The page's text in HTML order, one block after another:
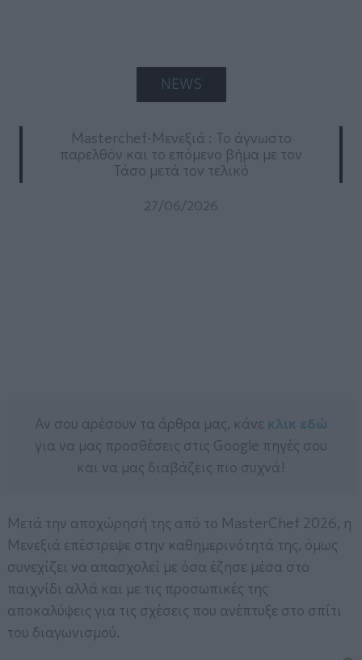
NEWS
Masterchef-Μενεξιά : To άγνωστο
παρελθόν και το επόμενο βήμα με τον
Τάσο μετά τον τελικό
27/06/2026
Αν σου αρέσουν τα άρθρα μας, κάνε κλικ εδώ
για να μας προσθέσεις στις Google πηγές σου
και να μας διαβάζεις πιο συχνά!
Μετά την αποχώρησή της από το MasterChef 2026, η
Μενεξιά επέστρεψε στην καθημερινότητά της, όμως
συνεχίζει να απασχολεί με όσα έζησε μέσα στο
παιχνίδι αλλά και με τις προσωπικές της
αποκαλύψεις για τις σχέσεις που ανέπτυξε στο σπίτι
του διαγωνισμού.